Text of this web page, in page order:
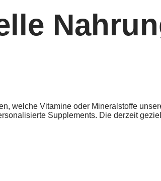
welche Vitamine oder Mineralstoffe
Supplements. Die derzeit